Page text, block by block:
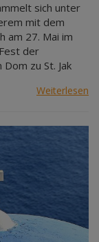
sich unter
mit dem
am 27. Mai im
der
zu St. Jak
Weiterlesen